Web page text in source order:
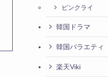
ピンクライ
韓国ドラマ
韓国バラエティ
楽天Viki